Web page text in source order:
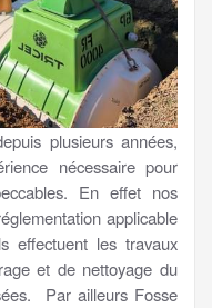
plusieurs années,
nécessaire pour
En effet nos
applicable
effectuent les travaux
et de nettoyage du
Par ailleurs Fosse